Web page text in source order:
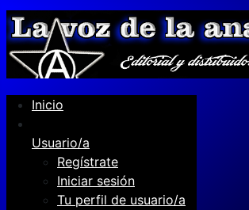
Inicio
Usuario/a
Regístrate
Iniciar sesión
Tu perfil de usuario/a